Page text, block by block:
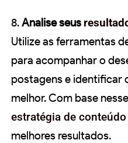
8.Analise seus
Utilize as ferramentas
para acompanhar o
postagens e identificar
melhor. Com base
estratégia de
melhores resultados.